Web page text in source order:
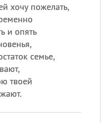
хочу пожелать,
и опять
семье,
твоей